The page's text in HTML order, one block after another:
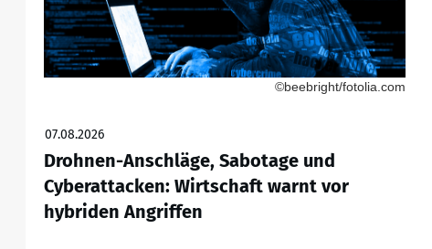
©beebright/fotolia.com
07.08.2026
Drohnen-Anschläge, Sabotage und
Cyberattacken: Wirtschaft warnt vor
hybriden Angriffen